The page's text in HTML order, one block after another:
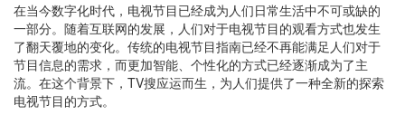
在当今数字化时代，电视节目已经成为人们日常生活中不可或缺的
一部分。随着互联网的发展，人们对于电视节目的观看方式也发生
了翻天覆地的变化。传统的电视节目指南已经不再能满足人们对于
节目信息的需求，而更加智能、个性化的方式已经逐渐成为了主
流。在这个背景下，TV搜应运而生，为人们提供了一种全新的探索
电视节目的方式。